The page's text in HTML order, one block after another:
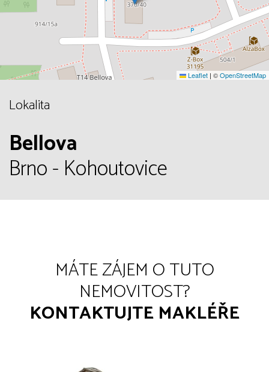
Leaflet | ©OpenStreetMap
Lokalita
Bellova
Brno - Kohoutovice
MÁTE ZÁJEM O TUTO
NEMOVITOST?
KONTAKTUJTE MAKLÉŘE